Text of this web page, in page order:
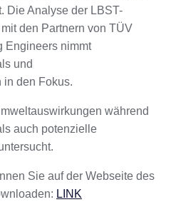
Die Analyse der LBST-
den Partnern von TÜV
Engineers nimmt
und
in den Fokus.
während
auch potenzielle
Sie auf der Webseite des
LINK